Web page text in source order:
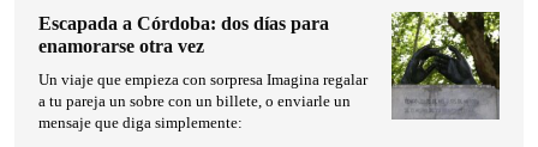
Escapada a Córdoba: dos días para
enamorarse otra vez
Un viaje que empieza con sorpresa Imagina regalar
a tu pareja un sobre con un billete, o enviarle un
mensaje que diga simplemente: